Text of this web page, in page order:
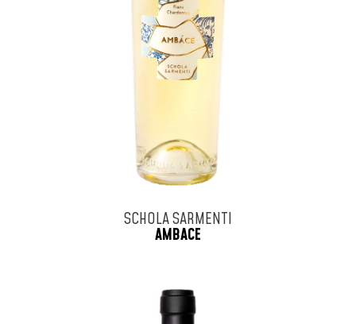
SCHOLA SARMENTI
AMBACE